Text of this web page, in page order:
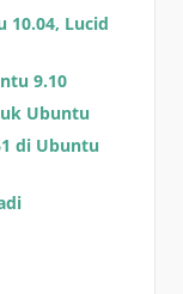
10.04, Lucid
9.10
Ubuntu
di Ubuntu